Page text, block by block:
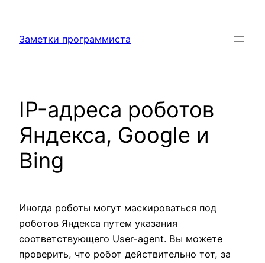
содержимому
Заметки программиста
IP-адреса роботов
Яндекса, Google и
Bing
Иногда роботы могут маскироваться под
роботов Яндекса путем указания
соответствующего User-agent. Вы можете
проверить, что робот действительно тот, за